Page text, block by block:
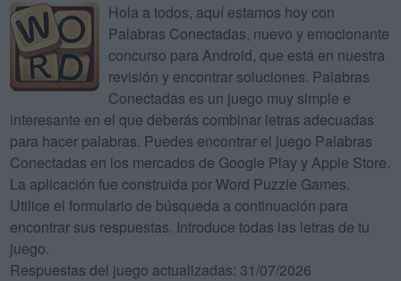
Hola a todos, aquí estamos hoy con
Palabras Conectadas, nuevo y emocionante
concurso para Android, que está en nuestra
revisión y encontrar soluciones. Palabras
Conectadas es un juego muy simple e
interesante en el que deberás combinar letras adecuadas
para hacer palabras. Puedes encontrar el juego Palabras
Conectadas en los mercados de Google Play y Apple Store.
La aplicación fue construida por Word Puzzle Games.
Utilice el formulario de búsqueda a continuación para
encontrar sus respuestas. Introduce todas las letras de tu
juego.
Respuestas del juego actualizadas: 31/07/2026